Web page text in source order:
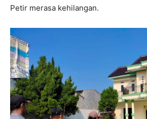
Petir merasa kehilangan.